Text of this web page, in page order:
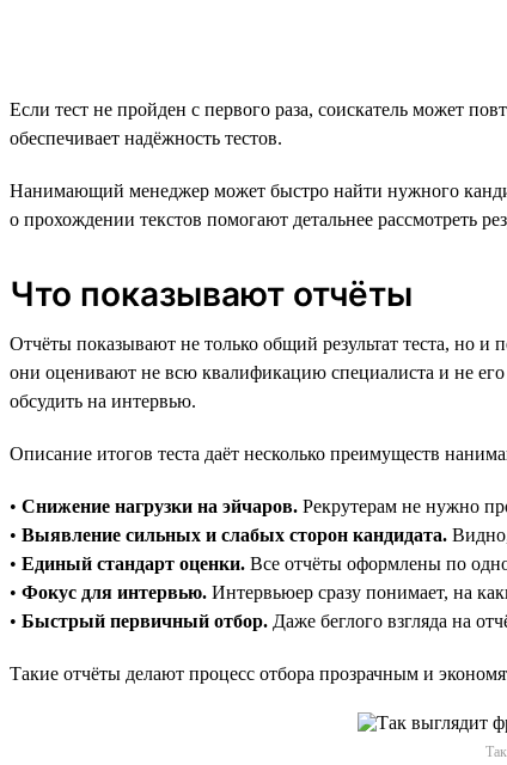
Если тест не пройден с первого раза, соискатель может
обеспечивает надёжность тестов.
Нанимающий менеджер может быстро найти нужного
о прохождении текстов помогают детальнее рассмотреть
Что показывают отчёты
Отчёты показывают не только общий результат теста, но и
они оценивают не всю квалификацию специалиста и не его
обсудить на интервью.
Описание итогов теста даёт несколько преимуществ
• Снижение нагрузки на эйчаров. Рекрутерам не нужно
• Выявление сильных и слабых сторон кандидата.
• Единый стандарт оценки. Все отчёты оформлены по
• Фокус для интервью. Интервьюер сразу понимает, на
• Быстрый первичный отбор. Даже беглого взгляда на
Такие отчёты делают процесс отбора прозрачным и